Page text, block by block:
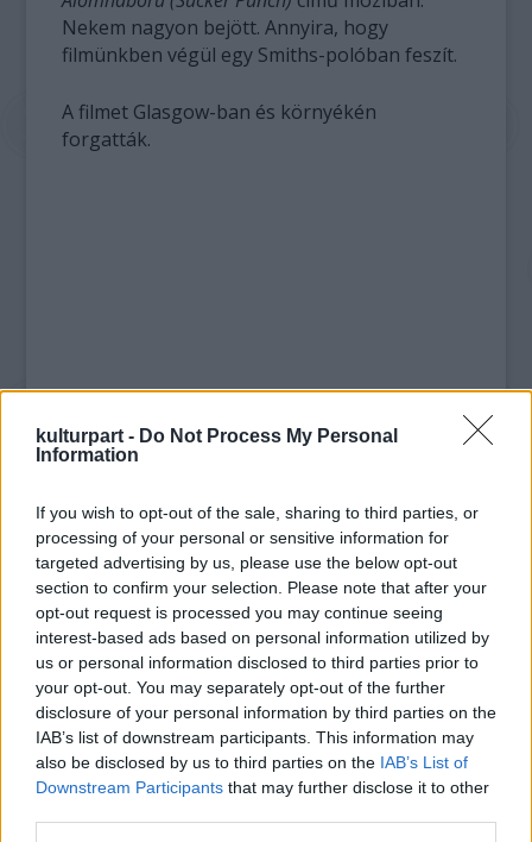
kulturpart - Do Not Process My Personal
Information
If you wish to opt-out of the sale, sharing to third parties, or
processing of your personal or sensitive information for
targeted advertising by us, please use the below opt-out
section to confirm your selection. Please note that after your
opt-out request is processed you may continue seeing
interest-based ads based on personal information utilized by
us or personal information disclosed to third parties prior to
your opt-out. You may separately opt-out of the further
disclosure of your personal information by third parties on the
IAB’s list of downstream participants. This information may
also be disclosed by us to third parties on the IAB’s List of
Downstream Participants that may further disclose it to other
Nekem nagyon bejött. Annyira, hogy
filmünkben végül egy Smiths-polóban feszít.
A filmet Glasgow-ban és környékén
forgatták.
- Melegen ajánlom Glasgow városát forgatási
helyszínként – mondta Stuart Murdoch. – A
közlekedés annyira sima és egyszerű, hogy
ezt a stáb minden tagjának feltűnt.
Logisztikai szempontból nagyon kellemes.
Már nem olyan zsúfolt, mint korábban volt,